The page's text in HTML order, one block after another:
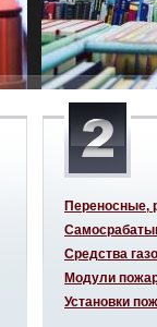
Переносные,
Средства
Модули
Установки